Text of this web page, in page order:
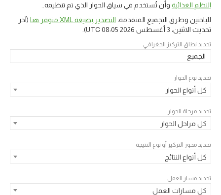
النظم الغذائية وأن تُستخدم في سياق الحوار الذي تم تنظيمه..
للباحثين وطرق التجميع المتقدمة، التصدير بصيغة XML متوفر هنا
(آخر
تحديث الاثنين، 3 أغسطس 2026 08:05 UTC ).
تحديد نطاق التركيز الجغرافي
الجميع
تحديد نوع الحوار
كل أنواع الحوار
تحديد مرحلة الحوار
كل مراحل الحوار
تحديد محور التركيز أو نوع النتيجة
كل أنواع النتائج
تحديد مسار العمل
كل مسارات العمل